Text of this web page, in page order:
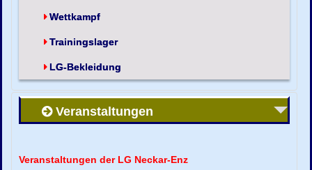
Wettkampf
Trainingslager
LG-Bekleidung
Veranstaltungen
Veranstaltungen der LG Neckar-Enz